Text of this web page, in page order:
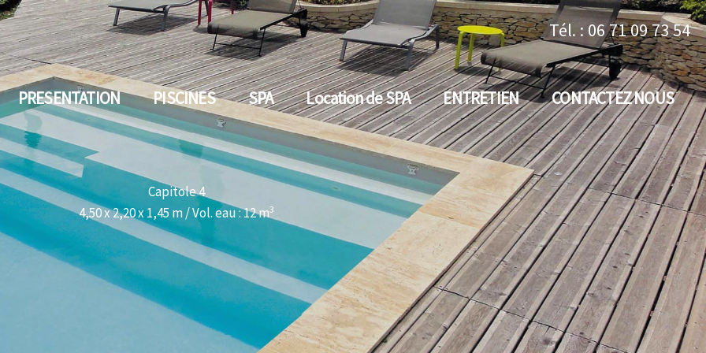
Tél. : 06 71 09 73 54
PRESENTATION PISCINES SPA Location de SPA ENTRETIEN CONTACTEZ NOUS
Capitole 4
4,50 x 2,20 x 1,45 m / Vol. eau : 12 m3